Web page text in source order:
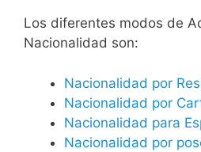
​​​Los diferentes modos de
Nacionalidad son:
Nacionalidad por
Nacionalidad por
Nacionalidad para
Nacionalidad por